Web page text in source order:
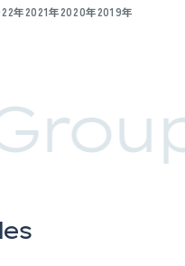
年2021年2020年2019年